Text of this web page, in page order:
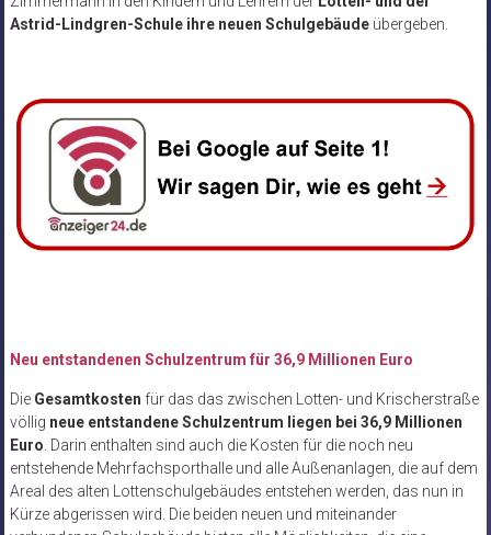
Astrid-Lindgren-Schule ihre neuen Schulgebäudeübergeben.
Neu entstandenen Schulzentrum für 36,9 Millionen Euro
Die Gesamtkosten für das das zwischen Lotten- und Krischerstraße
völlig neue entstandene Schulzentrum liegen bei 36,9 Millionen
Euro . Darin enthalten sind auch die Kosten für die noch neu
entstehende Mehrfachsporthalle und alle Außenanlagen, die auf dem
Areal des alten Lottenschulgebäudes entstehen werden, das nun in
Kürze abgerissen wird. Die beiden neuen und miteinander